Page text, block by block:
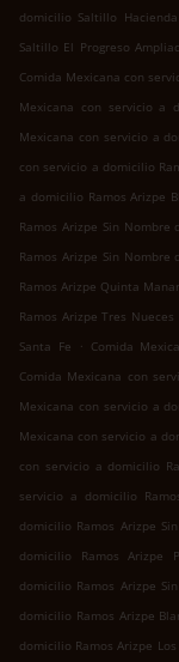
domicilio Saltillo
Saltillo El Progreso
Comida Mexicana con
Mexicana con servicio a
Mexicana con servicio a
con servicio a domicilio
a domicilio Ramos Arizpe
Ramos Arizpe Sin Nombre
Ramos Arizpe Sin Nombre
Ramos Arizpe Quinta
Ramos Arizpe Tres Nueces
Santa Fe
. Comida
Comida Mexicana con
Mexicana con servicio a
Mexicana con servicio a
con servicio a domicilio
servicio a domicilio
domicilio Ramos Arizpe
domicilio Ramos Arizpe
domicilio Ramos Arizpe
domicilio Ramos Arizpe
domicilio Ramos Arizpe Los